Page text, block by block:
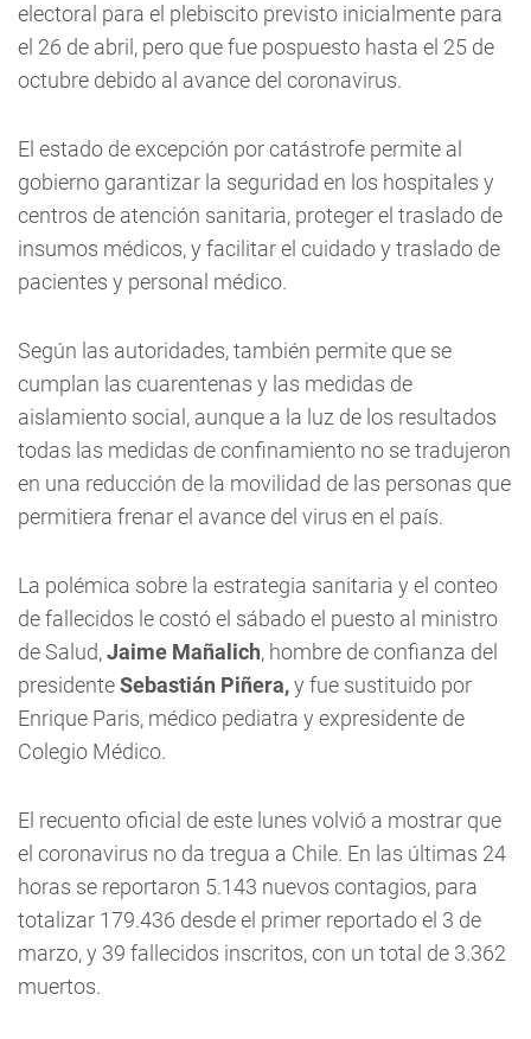
electoral para el plebiscito previsto inicialmente para
el 26 de abril, pero que fue pospuesto hasta el 25 de
octubre debido al avance del coronavirus.
El estado de excepción por catástrofe permite al
gobierno garantizar la seguridad en los hospitales y
centros de atención sanitaria, proteger el traslado de
insumos médicos, y facilitar el cuidado y traslado de
pacientes y personal médico.
Según las autoridades, también permite que se
cumplan las cuarentenas y las medidas de
aislamiento social, aunque a la luz de los resultados
todas las medidas de confinamiento no se tradujeron
en una reducción de la movilidad de las personas que
permitiera frenar el avance del virus en el país.
La polémica sobre la estrategia sanitaria y el conteo
de fallecidos le costó el sábado el puesto al ministro
de Salud,Jaime Mañalich, hombre de confianza del
presidenteSebastián Piñera,y fue sustituido por
Enrique Paris, médico pediatra y expresidente de
Colegio Médico.
El recuento oficial de este lunes volvió a mostrar que
el coronavirus no da tregua a Chile. En las últimas 24
horas se reportaron 5.143 nuevos contagios, para
totalizar 179.436 desde el primer reportado el 3 de
marzo, y 39 fallecidos inscritos, con un total de 3.362
muertos.